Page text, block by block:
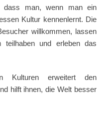
man, wenn man ein
Kultur kennenlernt. Die
willkommen, lassen
teilhaben und erleben das
Kulturen erweitert den
hilft ihnen, die Welt besser